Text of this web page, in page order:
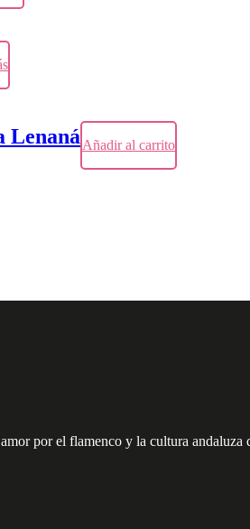
Lenaná Añadir al carrito
por el flamenco y la cultura